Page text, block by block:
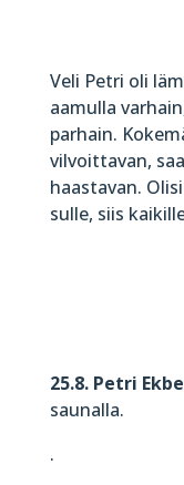
Veli Petri oli
aamulla
parhain.
vilvoittavan,
haastavan.
sulle, siis
25.8. Petri
saunalla.
.